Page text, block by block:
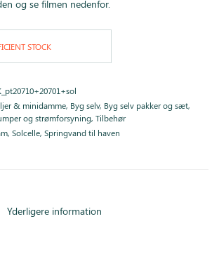
og se filmen nedenfor.
STOCK
& minidamme, Byg selv, Byg selv pakker og sæt,
og strømforsyning, Tilbehør
, Solcelle, Springvand til haven
Yderligere information